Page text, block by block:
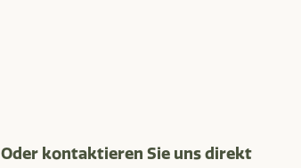
Oder kontaktieren Sie uns direkt